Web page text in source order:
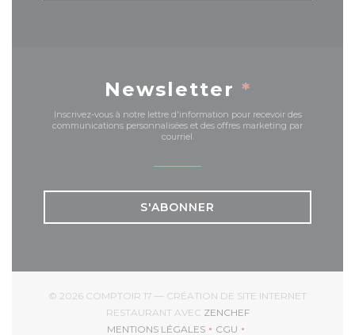
Newsletter *
Inscrivez-vous à notre lettre d'information pour recevoir des
communications personnalisées et des offres marketing par
courriel.
S'ABONNER
© 2026 COMPTOIR 17 — CRÉATION DE SITE INTERNET
RESTAURANT AVEC ZENCHEF((OUVRE UNE
MENTIONS LÉGALES
CGU